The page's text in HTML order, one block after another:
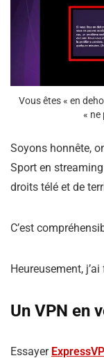
Vous êtes « en
« ne
Soyons honnête,
Sport en streaming
droits télé et de
C’est
Heureusement,
Un VPN en
Essayer